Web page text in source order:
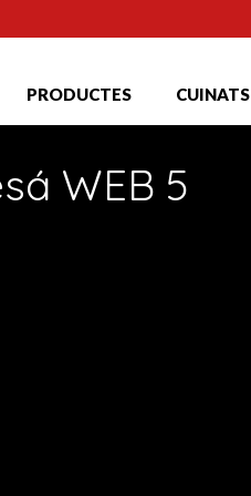
PRODUCTES CUINATS
WEB 5